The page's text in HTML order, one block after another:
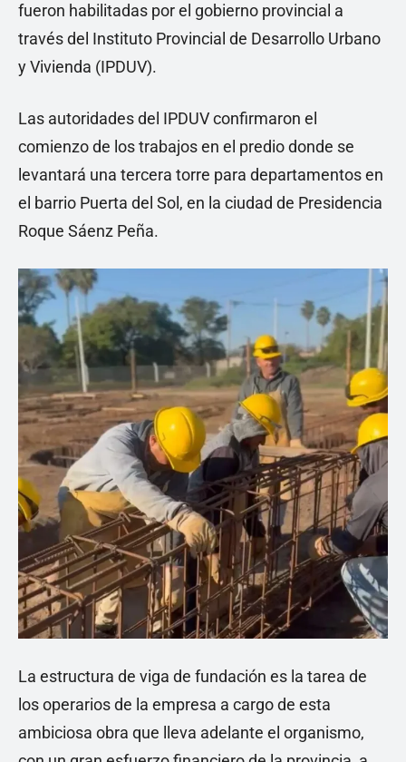
fueron habilitadas por el gobierno provincial a
través del Instituto Provincial de Desarrollo Urbano
y Vivienda (IPDUV).
Las autoridades del IPDUV confirmaron el
comienzo de los trabajos en el predio donde se
levantará una tercera torre para departamentos en
el barrio Puerta del Sol, en la ciudad de Presidencia
Roque Sáenz Peña.
La estructura de viga de fundación es la tarea de
los operarios de la empresa a cargo de esta
ambiciosa obra que lleva adelante el organismo,